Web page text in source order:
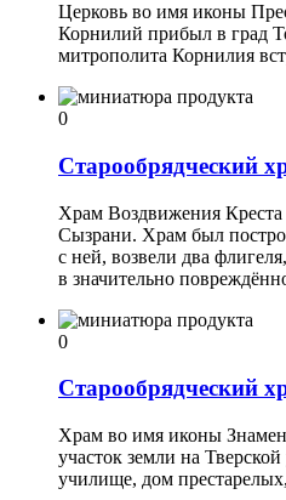
Церковь во имя иконы
Корнилий прибыл в град
митрополита Корнилия
0
Старообрядческий
Храм Воздвижения Креста
Сызрани. Храм был
с ней, возвели два
в значительно
0
Старообрядческий
Храм во имя иконы
участок земли на
училище, дом